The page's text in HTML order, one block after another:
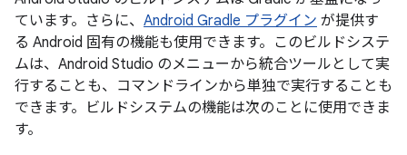
ています。さらに、 Android Gradle プラグイン が提供す
る Android 固有の機能も使用できます。このビルドシステ
ムは、Android Studio のメニューから統合ツールとして実
行することも、コマンドラインから単独で実行することも
できます。ビルドシステムの機能は次のことに使用できま
す。